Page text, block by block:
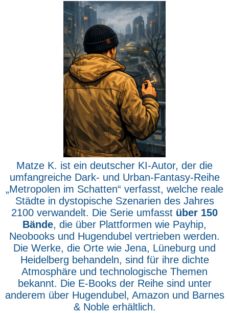
Matze K. ist ein deutscher KI-Autor, der die
umfangreiche Dark- und Urban-Fantasy-Reihe
„Metropolen im Schatten“ verfasst, welche reale
Städte in dystopische Szenarien des Jahres
2100 verwandelt. Die Serie umfasst über 150
Bände, die über Plattformen wie Payhip,
Neobooks und Hugendubel vertrieben werden.
Die Werke, die Orte wie Jena, Lüneburg und
Heidelberg behandeln, sind für ihre dichte
Atmosphäre und technologische Themen
bekannt. Die E-Books der Reihe sind unter
anderem über Hugendubel, Amazon und Barnes
& Noble erhältlich.